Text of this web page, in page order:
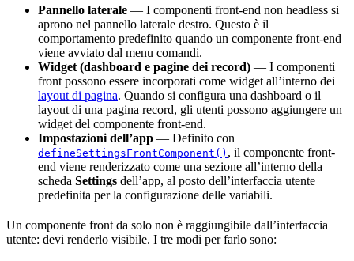
Pannello laterale — I componenti front-end non headless si
aprono nel pannello laterale destro. Questo è il
comportamento predefinito quando un componente front-end
viene avviato dal menu comandi.
Widget (dashboard e pagine dei record) — I componenti
front possono essere incorporati come widget all’interno dei
layout di pagina. Quando si configura una dashboard o il
layout di una pagina record, gli utenti possono aggiungere un
widget del componente front-end.
Impostazioni dell’app — Definito con
defineSettingsFrontComponent() , il componente front-
end viene renderizzato come una sezione all’interno della
scheda Settings dell’app, al posto dell’interfaccia utente
predefinita per la configurazione delle variabili.
Un componente front da solo non è raggiungibile dall’interfaccia
utente: devi renderlo visibile. I tre modi per farlo sono: